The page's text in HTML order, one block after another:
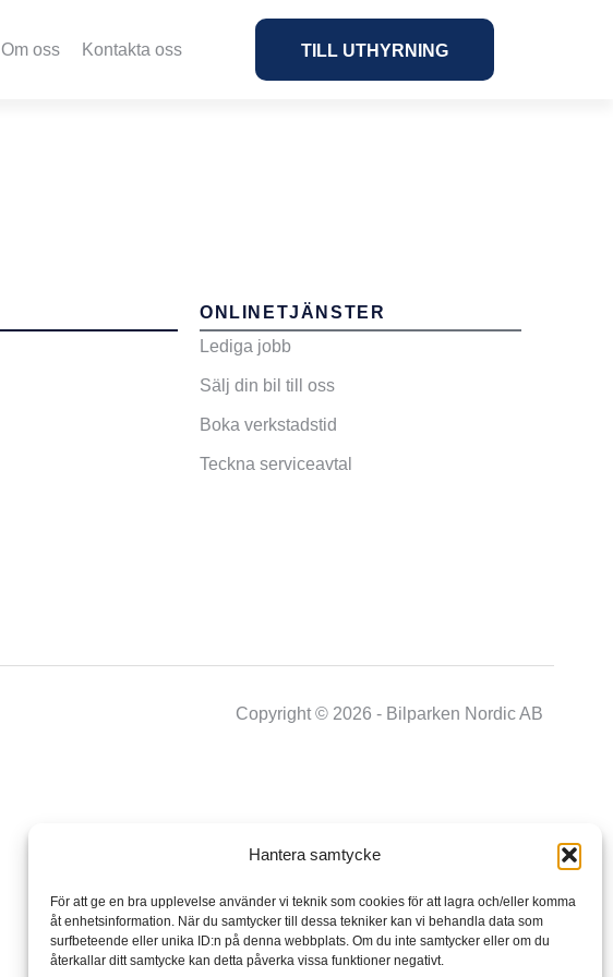
Hantera samtycke
För att ge en bra upplevelse använder vi teknik som cookies för att lagra och/eller komma
åt enhetsinformation. När du samtycker till dessa tekniker kan vi behandla data som
surfbeteende eller unika ID:n på denna webbplats. Om du inte samtycker eller om du
återkallar ditt samtycke kan detta påverka vissa funktioner negativt.
Om oss Kontakta oss TILL UTHYRNING
ONLINETJÄNSTER
Lediga jobb
Sälj din bil till oss
Boka verkstadstid
Teckna serviceavtal
Copyright © 2026 - Bilparken Nordic AB